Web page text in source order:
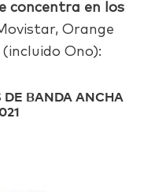
concentra en los
Orange
Ono):
DE BANDA ANCHA